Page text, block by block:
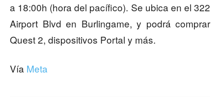
a 18:00h (hora del pacífico). Se ubica en el 322
Airport Blvd en Burlingame, y podrá comprar
Quest 2, dispositivos Portal y más.
Vía Meta